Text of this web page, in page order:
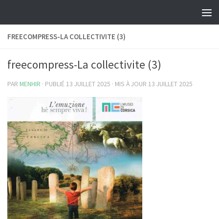
FREECOMPRESS-LA COLLECTIVITE (3)
freecompress-La collectivite (3)
PAR MENHIR · PUBLIÉ 13 JUILLET 2025 · MIS À JOUR 13 JUILLET 2025